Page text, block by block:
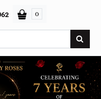
0